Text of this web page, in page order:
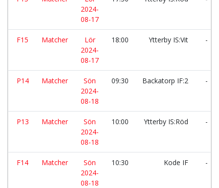
2024-
08-17
F15 Matcher
Lör
2024-
08-17
18:00 Ytterby IS:Vit -
P14 Matcher
Sön
2024-
08-18
09:30 Backatorp IF:2 -
P13 Matcher
Sön
2024-
08-18
10:00 Ytterby IS:Röd -
F14 Matcher
Sön
2024-
08-18
10:30 Kode IF -